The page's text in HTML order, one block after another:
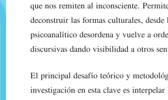
que nos remiten al inconsciente.
deconstruir las formas culturales, desde
psicoanalítico desordena y vuelve a
discursivas dando visibilidad a otros
El principal desafío teórico y
investigación en esta clave es interpelar